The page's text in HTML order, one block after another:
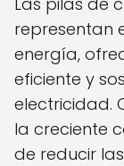
representan
energía,
eficiente y
electricidad.
la creciente
de reducir